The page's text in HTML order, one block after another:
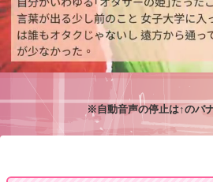
※自動音声の停止は↑のバ